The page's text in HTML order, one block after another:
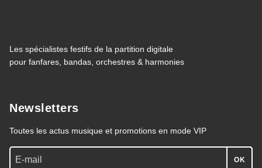
Les spécialistes festifs de la partition digitale
pour fanfares, bandas, orchestres & harmonies
Newsletters
Toutes les actus musique et promotions en mode VIP
OK